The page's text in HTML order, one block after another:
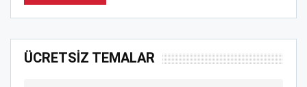
ÜCRETSİZ TEMALAR